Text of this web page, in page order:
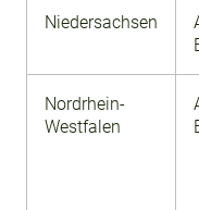
Niedersachsen
Nordrhein-
Westfalen